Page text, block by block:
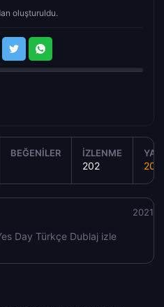
oluşturuldu.
BEĞENILER İZLENME
202
Day Türkçe Dublaj izle
2021